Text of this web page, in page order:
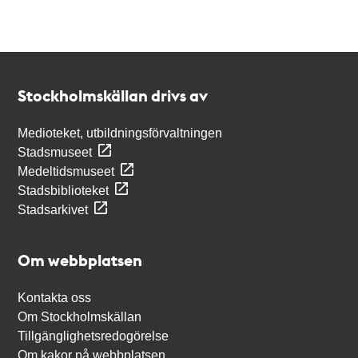
Stockholmskällan drivs av
Medioteket, utbildningsförvaltningen
Stadsmuseet
Medeltidsmuseet
Stadsbiblioteket
Stadsarkivet
Om webbplatsen
Kontakta oss
Om Stockholmskällan
Tillgänglighetsredogörelse
Om kakor på webbplatsen